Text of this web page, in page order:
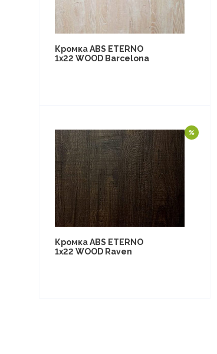
Кромка ABS ETERNO
1x22 WOOD Barcelona
Кромка ABS ETERNO
1x22 WOOD Raven